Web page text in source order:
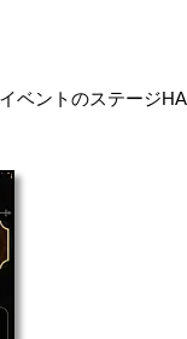
ベントのステージ